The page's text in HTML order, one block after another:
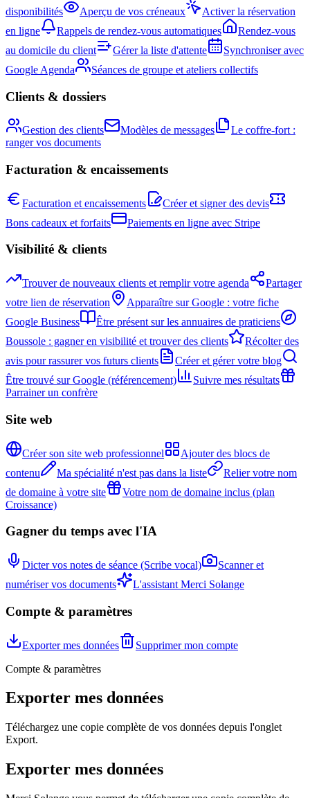
disponibilités
Aperçu de vos créneaux
Activer la réservation
en ligne
Rappels de rendez-vous automatiques
Rendez-vous
au domicile du client
Gérer la liste d'attente
Synchroniser avec
Google Agenda
Séances de groupe et ateliers collectifs
Clients & dossiers
Gestion des clients Modèles de messages
Le coffre-fort :
ranger vos documents
Facturation & encaissements
Facturation et encaissements
Créer et signer des devis
Bons cadeaux et forfaits
Paiements en ligne avec Stripe
Visibilité & clients
Trouver de nouveaux clients et remplir votre agenda
Partager
votre lien de réservation
Apparaître sur Google : votre fiche
Google Business
Être présent sur les annuaires de praticiens
Boussole : gagner en visibilité et trouver des clients
Récolter des
avis pour rassurer vos futurs clients
Créer et gérer votre blog
Être trouvé sur Google (référencement)
Suivre mes résultats
Parrainer un confrère
Site web
Créer son site web professionnel
Ajouter des blocs de
contenu
Ma spécialité n'est pas dans la liste
Relier votre nom
de domaine à votre site
Votre nom de domaine inclus (plan
Croissance)
Gagner du temps avec l'IA
Dicter vos notes de séance (Scribe vocal)
Scanner et
numériser vos documents
L'assistant Merci Solange
Compte & paramètres
Exporter mes données
Supprimer mon compte
Compte & paramètres
Exporter mes données
Téléchargez une copie complète de vos données depuis l'onglet
Export.
Exporter mes données